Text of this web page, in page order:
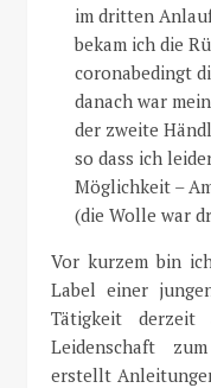
im dritten
bekam ich die
coronabedingt
danach war
der zweite
so dass ich
Möglichkeit –
(die Wolle war
Vor kurzem bin
Label einer
Tätigkeit
Leidenschaft
erstellt